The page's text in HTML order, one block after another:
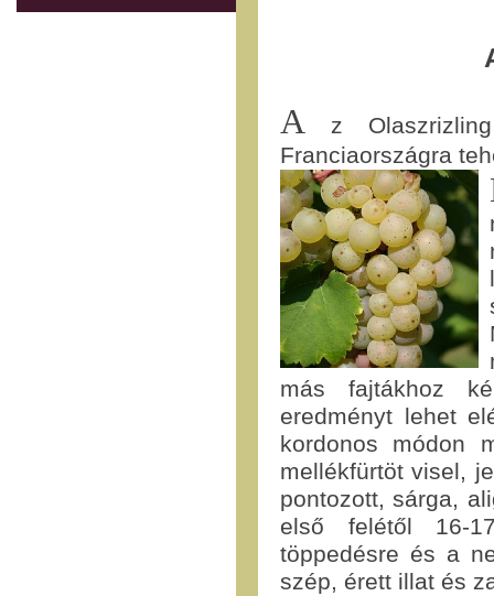
A z
Franciaországra
más fajtákhoz
eredményt lehet
kordonos módon
mellékfürtöt visel,
pontozott, sárga,
első felétől 16-
töppedésre és a
szép, érett illat és